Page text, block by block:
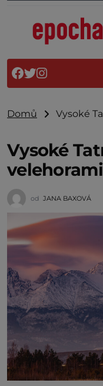
Domů Vysoké
Vysoké
velehorami
od JANA BAXOVÁ